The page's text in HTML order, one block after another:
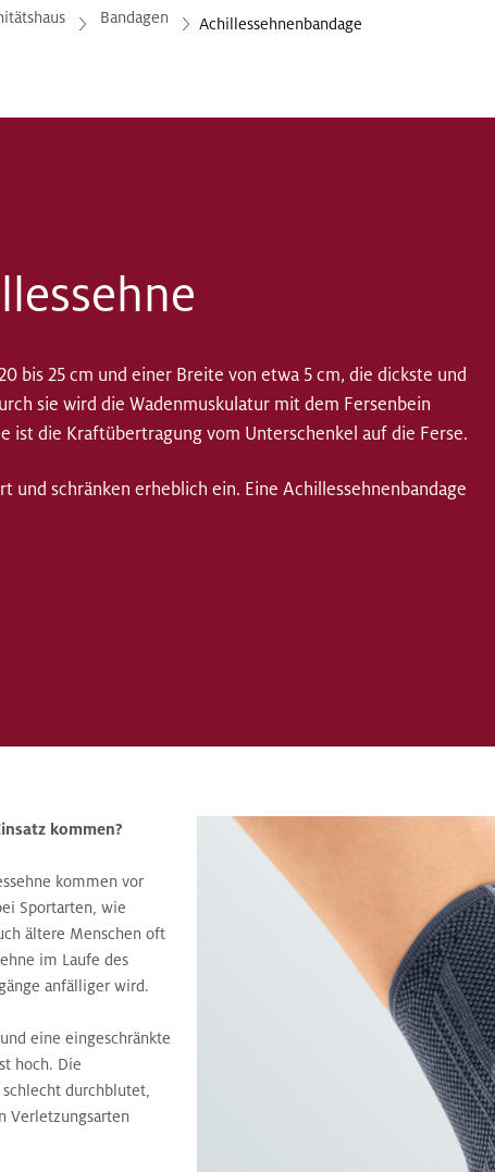
Bandagen Achillessehnenbandage
bis 25 cm und einer Breite von etwa 5 cm, die dickste und
sie wird die Wadenmuskulatur mit dem Fersenbein
ist die Kraftübertragung vom Unterschenkel auf die Ferse.
und schränken erheblich ein. Eine Achillessehnenbandage
kommen?
kommen vor
Sportarten, wie
ältere Menschen oft
im Laufe des
anfälliger wird.
eine eingeschränkte
hoch. Die
durchblutet,
Verletzungsarten